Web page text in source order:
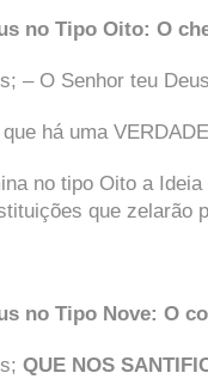
no Tipo Oito: O
– O Senhor teu
há uma
no tipo Oito a
que zelarão
no Tipo Nove: O
QUE NOS